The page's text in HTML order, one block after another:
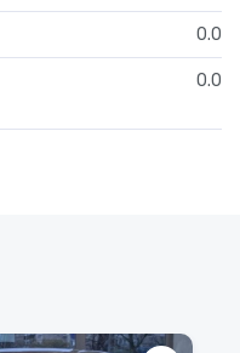
0.0
0.0